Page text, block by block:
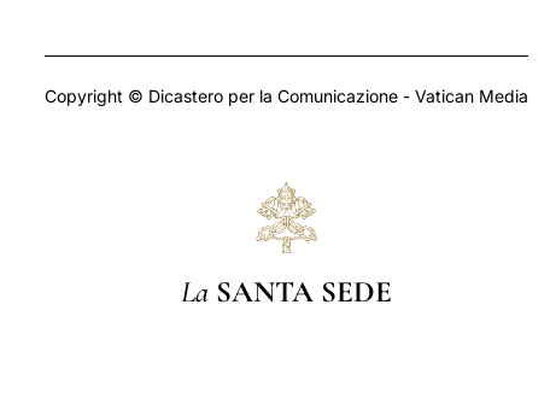
Copyright © Dicastero per la Comunicazione - Vatican Media
La SANTA SEDE